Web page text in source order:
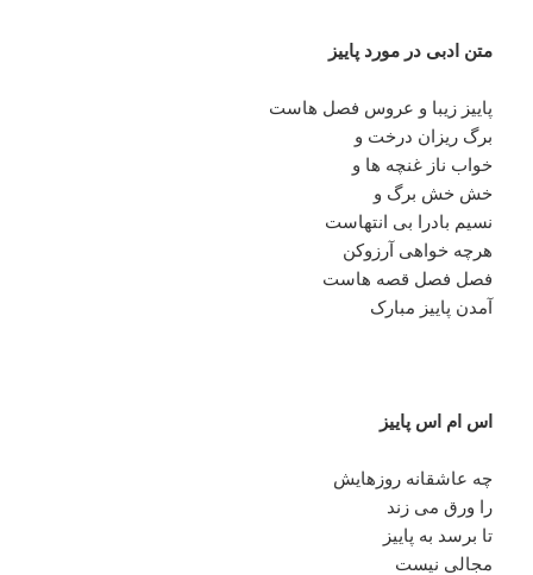
متن ادبی در مورد پاییز
پاییز زیبا و عروس فصل هاست
برگ ریزان درخت و
خواب ناز غنچه ها و
خش خش برگ و
نسیم بادرا بی انتهاست
هرچه خواهی آرزوکن
فصل فصل قصه هاست
آمدن پاییز مبارک
اس ام اس پاییز
چه عاشقانه روزهایش
را ورق می زند
تا برسد به پاییز
مجالی نیست